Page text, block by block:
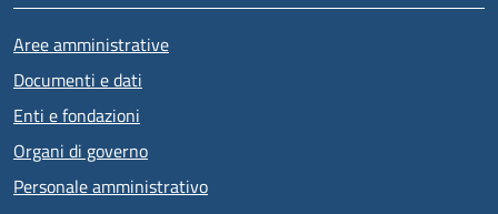
Aree amministrative
Documenti e dati
Enti e fondazioni
Organi di governo
Personale amministrativo